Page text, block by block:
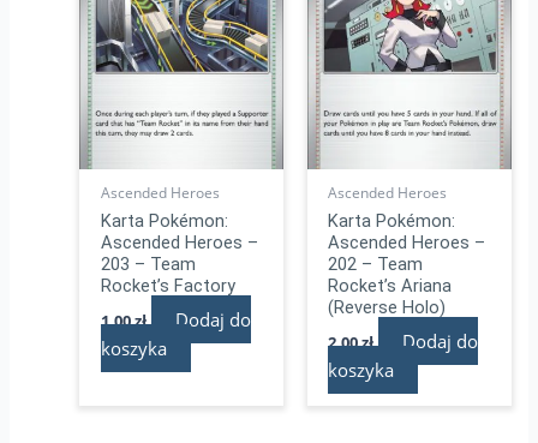
Ascended Heroes
Karta Pokémon:
Ascended Heroes –
203 – Team
Rocket’s Factory
1,00zł
Dodaj do
koszyka
Ascended Heroes
Karta Pokémon:
Ascended Heroes –
202 – Team
Rocket’s Ariana
(Reverse Holo)
2,00zł
Dodaj do
koszyka